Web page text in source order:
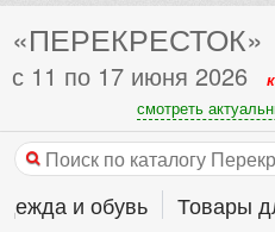
«ПЕРЕКРЕСТОК»
с 11 по 17 июня 2026
смотреть
и обувь Товары